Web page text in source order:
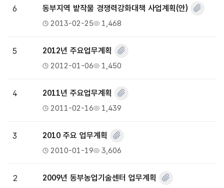
6 동부지역 밭작물 경쟁력강화대책 사업계획(안)
2013-02-25 1,468
5 2012년 주요업무계획
2012-01-06 1,450
4 2011년 주요업무계획
2011-02-16 1,439
3 2010 주요 업무계획
2010-01-19 3,606
2 2009년 동부농업기술센터 업무계획